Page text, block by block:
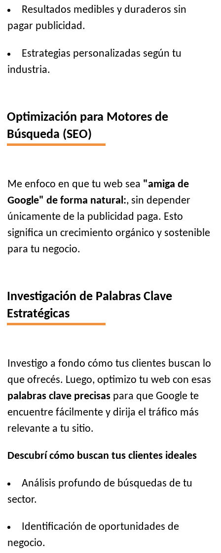
Resultados medibles y duraderos sin
pagar publicidad.
Estrategias personalizadas según tu
industria.
Optimización para Motores de
Búsqueda (SEO)
Me enfoco en que tu web sea "amiga de
Google" de forma natural:, sin depender
únicamente de la publicidad paga. Esto
significa un crecimiento orgánico y sostenible
para tu negocio.
Investigación de Palabras Clave
Estratégicas
Investigo a fondo cómo tus clientes buscan lo
que ofrecés. Luego, optimizo tu web con esas
palabras clave precisas para que Google te
encuentre fácilmente y dirija el tráfico más
relevante a tu sitio.
Descubrí cómo buscan tus clientes ideales
Análisis profundo de búsquedas de tu
sector.
Identificación de oportunidades de
negocio.